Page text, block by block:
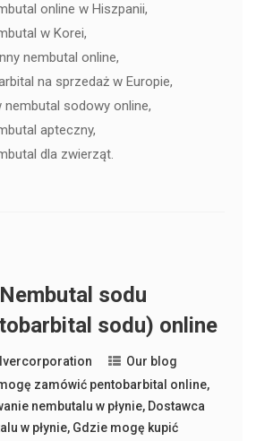
online w Hiszpanii,
w Korei,
nembutal online,
na sprzedaż w Europie,
nembutal sodowy online,
apteczny,
dla zwierząt.
sodu
sodu) online
Our blog
zamówić pentobarbital online,
nembutalu w płynie, Dostawca
w płynie, Gdzie mogę kupić